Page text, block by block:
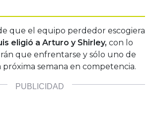
que el equipo perdedor escogiera
eligió a Arturo y Shirley, con lo
que enfrentarse y sólo uno de
próxima semana en competencia.